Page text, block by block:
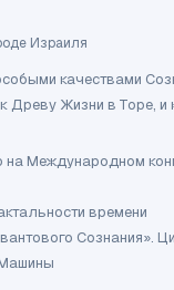
Израиля
качествами
Жизни в Торе, и
Международном
времени
Сознания».
Машины